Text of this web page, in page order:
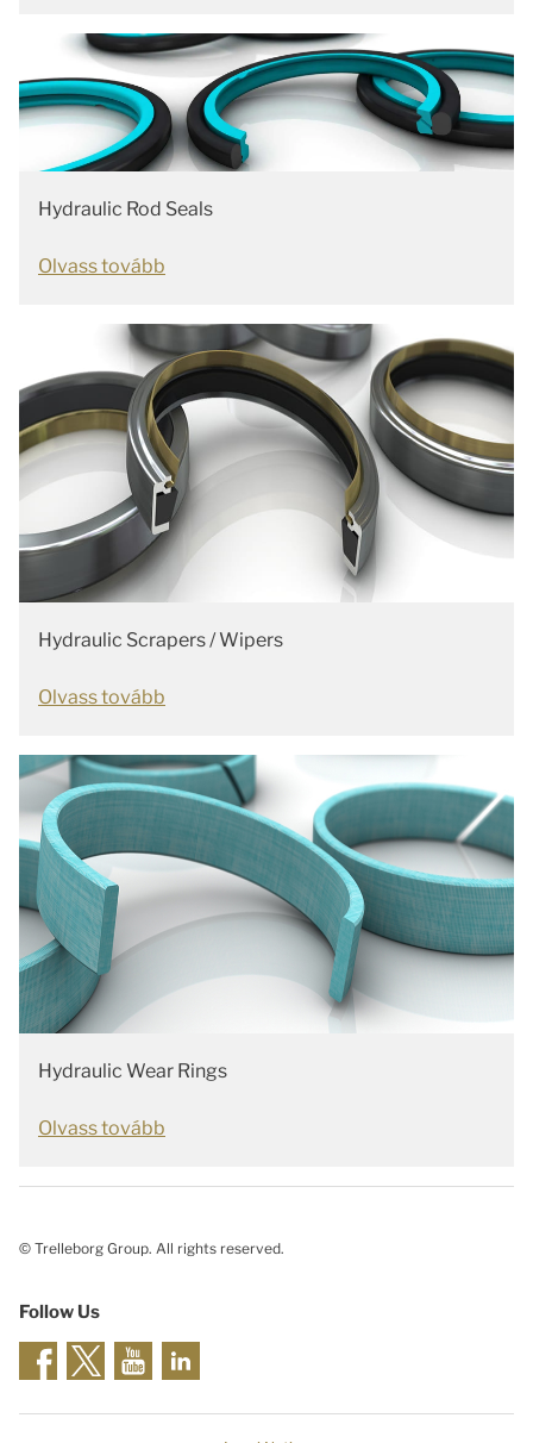
Hydraulic Rod Seals
Olvass tovább
Hydraulic Scrapers / Wipers
Olvass tovább
Hydraulic Wear Rings
Olvass tovább
© Trelleborg Group. All rights reserved.
Follow Us